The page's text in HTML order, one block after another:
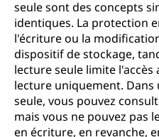
seule sont des concepts
identiques. La protection
l'écriture ou la
dispositif de stockage,
lecture seule limite l'accès
lecture uniquement.
seule, vous pouvez
mais vous ne pouvez pas
en écriture, en revanche,